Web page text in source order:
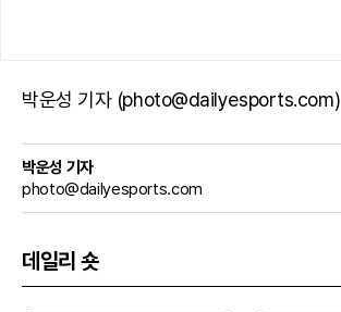
박운성 기자 (photo@dailyesports.com)
박운성 기자
photo@dailyesports.com
데일리 숏